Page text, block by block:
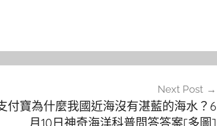
Next Post
付寶為什麼我國近海沒有湛藍的海水？6
月10日神奇海洋科普問答答案[多圖]